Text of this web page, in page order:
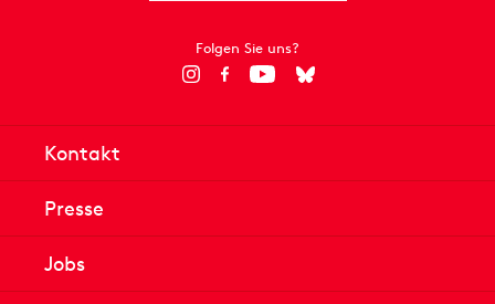
Folgen Sie uns?
Kontakt
Presse
Jobs